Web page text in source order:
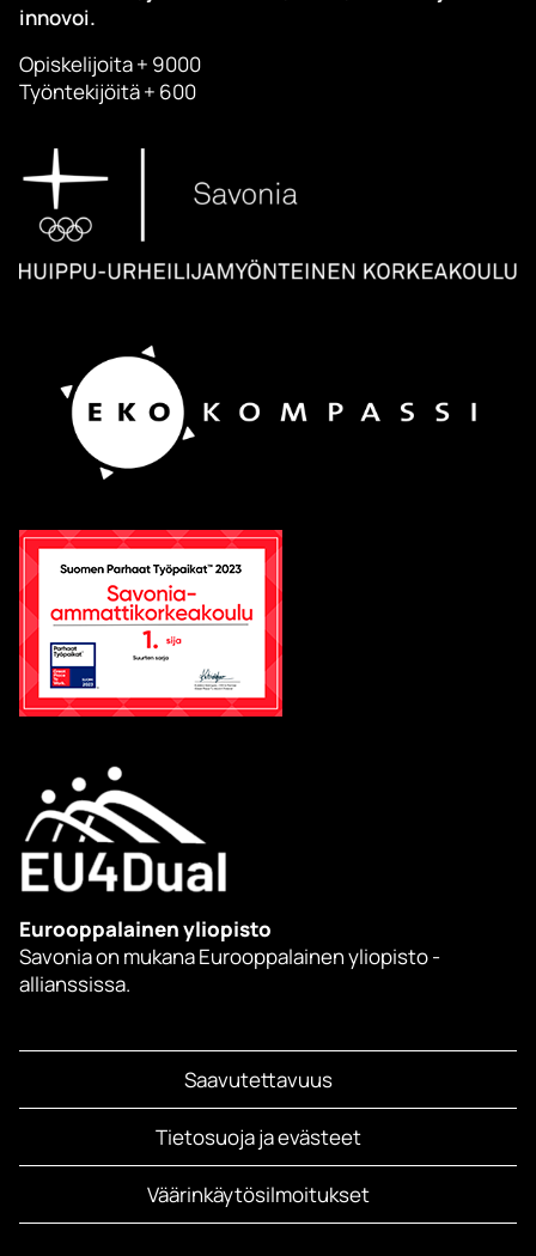
innovoi.
Opiskelijoita + 9000
Työntekijöitä + 600
Eurooppalainen yliopisto
Savonia on mukana Eurooppalainen yliopisto -
allianssissa.
Saavutettavuus
Tietosuoja ja evästeet
Väärinkäytösilmoitukset